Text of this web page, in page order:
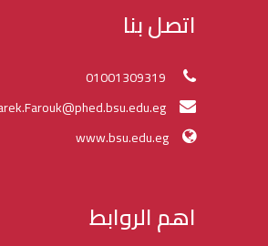
اتصل بنا
www.bsu.edu.eg
اهم الروابط